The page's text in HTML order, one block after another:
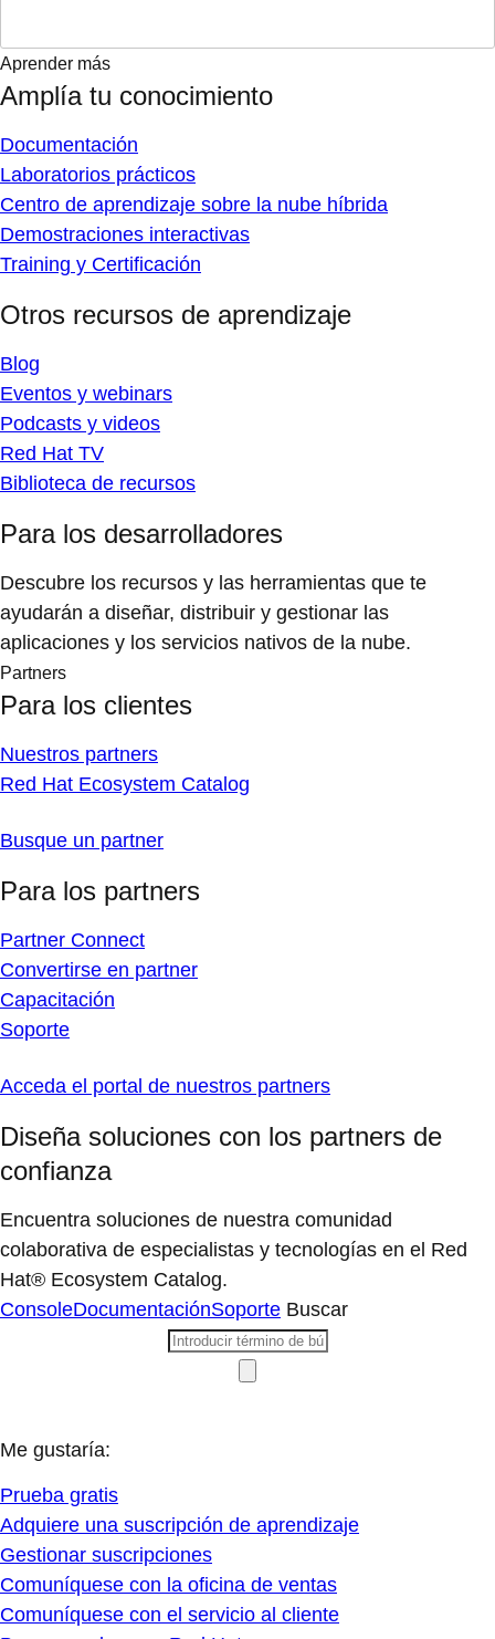
Aprender más
Amplía tu conocimiento
Documentación
Laboratorios prácticos
Centro de aprendizaje sobre la nube híbrida
Demostraciones interactivas
Training y Certificación
Otros recursos de aprendizaje
Blog
Eventos y webinars
Podcasts y videos
Red Hat TV
Biblioteca de recursos
Para los desarrolladores
Descubre los recursos y las herramientas que te
ayudarán a diseñar, distribuir y gestionar las
aplicaciones y los servicios nativos de la nube.
Partners
Para los clientes
Nuestros partners
Red Hat Ecosystem Catalog
Busque un partner
Para los partners
Partner Connect
Convertirse en partner
Capacitación
Soporte
Acceda el portal de nuestros partners
Diseña soluciones con los partners de
confianza
Encuentra soluciones de nuestra comunidad
colaborativa de especialistas y tecnologías en el Red
Hat® Ecosystem Catalog.
ConsoleDocumentaciónSoporte Buscar
Me gustaría:
Prueba gratis
Adquiere una suscripción de aprendizaje
Gestionar suscripciones
Comuníquese con la oficina de ventas
Comuníquese con el servicio al cliente